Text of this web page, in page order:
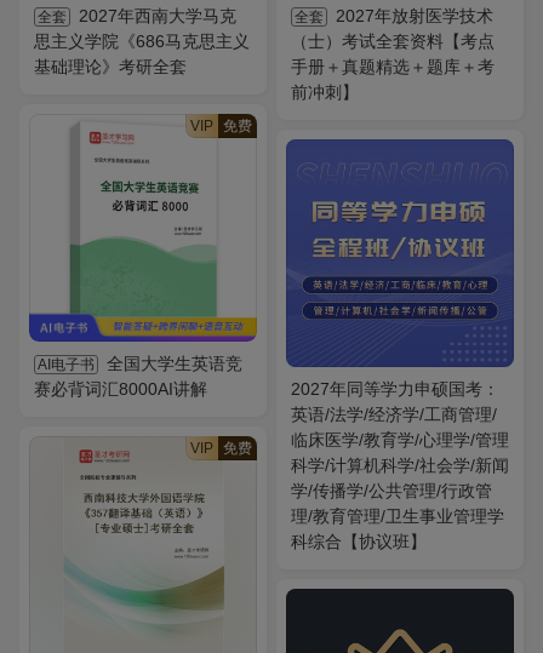
全套
2027年西南大学马克
思主义学院《686马克思主义
基础理论》考研全套
全套
2027年放射医学技术
（士）考试全套资料【考点
手册＋真题精选＋题库＋考
前冲刺】
VIP 免费
AI电子书
全国大学生英语竞
赛必背词汇8000AI讲解
2027年同等学力申硕国考：
英语/法学/经济学/工商管理/
临床医学/教育学/心理学/管理
科学/计算机科学/社会学/新闻
学/传播学/公共管理/行政管
理/教育管理/卫生事业管理学
科综合【协议班】
VIP 免费